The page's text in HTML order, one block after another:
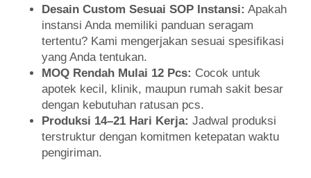
Desain Custom Sesuai SOP Instansi: Apakah
instansi Anda memiliki panduan seragam
tertentu? Kami mengerjakan sesuai spesifikasi
yang Anda tentukan.
MOQ Rendah Mulai 12 Pcs: Cocok untuk
apotek kecil, klinik, maupun rumah sakit besar
dengan kebutuhan ratusan pcs.
Produksi 14–21 Hari Kerja: Jadwal produksi
terstruktur dengan komitmen ketepatan waktu
pengiriman.